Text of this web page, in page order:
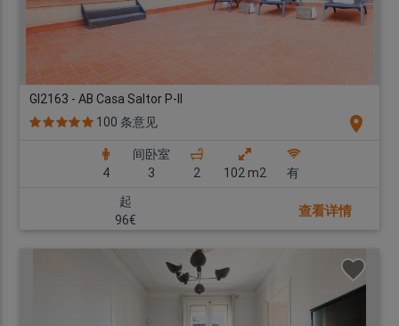
GI2163 - AB Casa Saltor P-II
100 条意见
location_on
4
间卧室
3
2 102 m2
有
起
96€
查看详情